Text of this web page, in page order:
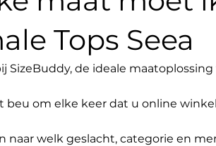
Tops Seea
SizeBuddy, de ideale
beu om elke keer dat u online
naar welk geslacht, categorie en